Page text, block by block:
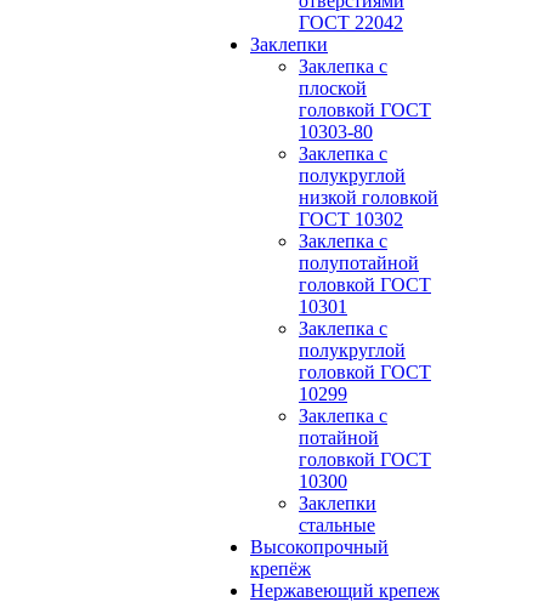
ГОСТ 22042
Заклепки
Заклепка с
плоской
головкой ГОСТ
10303-80
Заклепка с
полукруглой
низкой головкой
ГОСТ 10302
Заклепка с
полупотайной
головкой ГОСТ
10301
Заклепка с
полукруглой
головкой ГОСТ
10299
Заклепка с
потайной
головкой ГОСТ
10300
Заклепки
стальные
Высокопрочный
крепёж
Нержавеющий крепеж